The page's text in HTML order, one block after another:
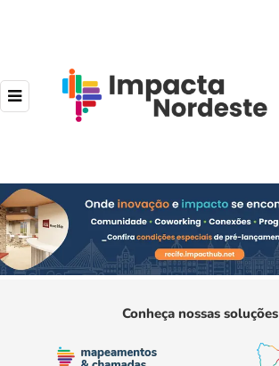
Conheça nossas soluções